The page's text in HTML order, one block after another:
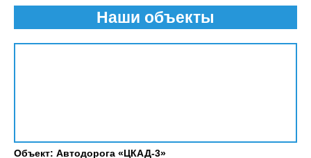
Наши объекты
Объект: Автодорога «ЦКАД-3»